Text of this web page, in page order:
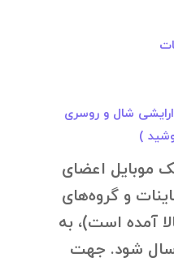
شال و روسری
)
موبایل اعضای
و گروه‌های
آمده است)، به
شود. جهت